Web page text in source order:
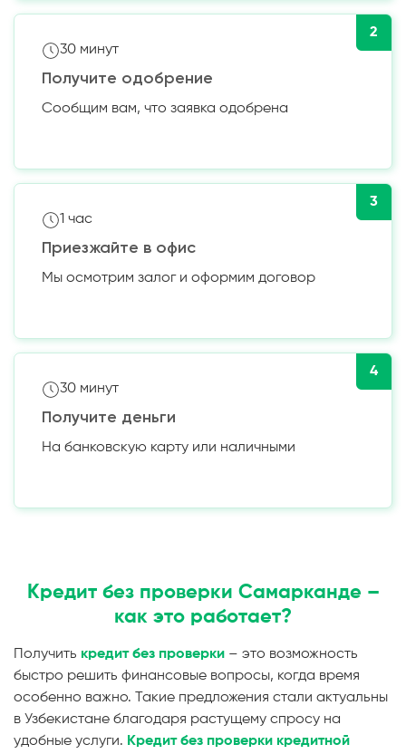
2
30 минут
Получите одобрение
Сообщим вам, что заявка одобрена
3
1 час
Приезжайте в офис
Мы осмотрим залог и оформим договор
4
30 минут
Получите деньги
На банковскую карту или наличными
Кредит без проверки Самарканде –
как это работает?
Получить кредит без проверки – это возможность
быстро решить финансовые вопросы, когда время
особенно важно. Такие предложения стали актуальны
в Узбекистане благодаря растущему спросу на
удобные услуги. Кредит без проверки кредитной